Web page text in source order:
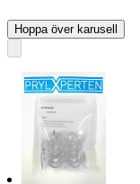
Hoppa över karusell